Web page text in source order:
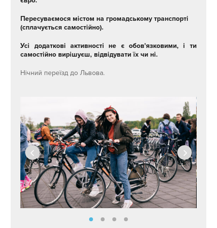
Пересуваємося містом на громадському транспорті
(сплачується самостійно).
Усі додаткові активності не є обов'язковими, і ти
самостійно вирішуєш, відвідувати їх чи ні.
Нічний переїзд до Львова.